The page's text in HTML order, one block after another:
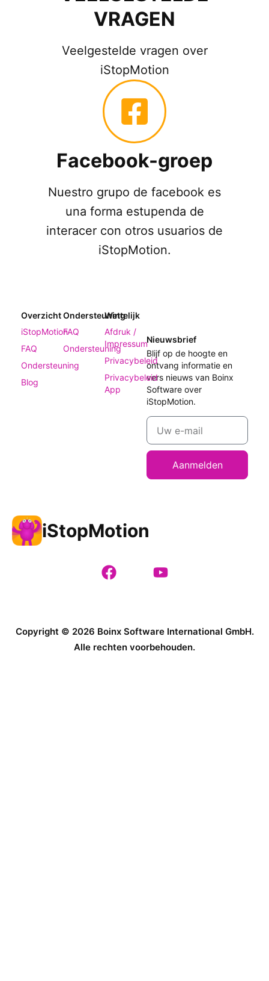
VRAGEN
Veelgestelde vragen over
iStopMotion
Facebook-groep
Nuestro grupo de facebook es
una forma estupenda de
interacer con otros usuarios de
iStopMotion.
Overzicht
iStopMotion
FAQ
Ondersteuning
Blog
Ondersteuning
FAQ
Ondersteuning
Wettelijk
Afdruk /
Impressum
Privacybeleid
Privacybeleid
App
Nieuwsbrief
Blijf op de hoogte en
ontvang informatie en
vers nieuws van Boinx
Software over
iStopMotion.
Aanmelden
iStopMotion
Copyright © 2026 Boinx Software International GmbH.
Alle rechten voorbehouden.